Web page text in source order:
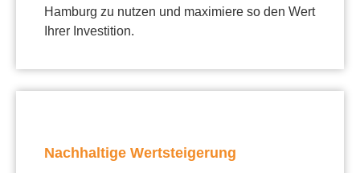
Hamburg zu nutzen und maximiere so den Wert
Ihrer Investition.
Nachhaltige Wertsteigerung